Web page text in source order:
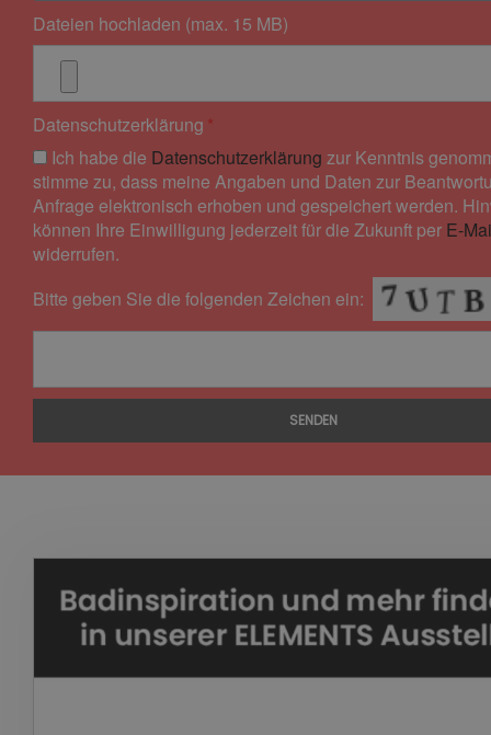
Dateien hochladen (max. 15 MB)
Datenschutzerklärung
Ich habe die Datenschutzerklärung zur Kenntnis
stimme zu, dass meine Angaben und Daten zur
Anfrage elektronisch erhoben und gespeichert werden.
können Ihre Einwilligung jederzeit für die Zukunft per E-
widerrufen.
Bitte geben Sie die folgenden Zeichen ein:
SENDEN